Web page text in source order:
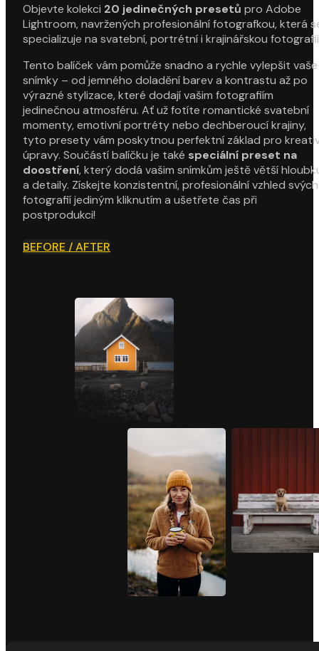
Objevte kolekci 20 jedinečných presetů pro Adobe
Lightroom, navržených profesionální fotografkou, která
specializuje na svatební, portrétní i krajinářskou
Tento balíček vám pomůže snadno a rychle vylepšit vaše
snímky – od jemného doladění barev a kontrastu až po
výrazné stylizace, které dodají vašim fotografiím
jedinečnou atmosféru. Ať už fotíte romantické svatební
momenty, emotivní portréty nebo dechberoucí krajiny,
tyto presety vám poskytnou perfektní základ pro
úpravy. Součástí balíčku je také speciální preset na
doostření, který dodá vašim snímkům ještě větší
a detaily. Získejte konzistentní, profesionální vzhled svých
fotografií jediným kliknutím a ušetřete čas při
postprodukci!
BEFORE / AFTER